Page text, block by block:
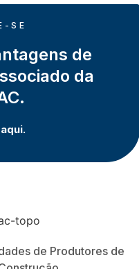
SE
de
da
de Produtores de